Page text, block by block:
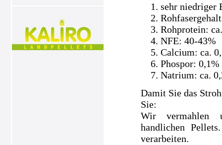
sehr niedriger
Rohprotein:
NFE: 40-43%
Calcium: ca.
Phospor: 0,1%
Natrium: ca.
Damit Sie das
Sie:
Wir vermahlen
handlichen
verarbeiten.